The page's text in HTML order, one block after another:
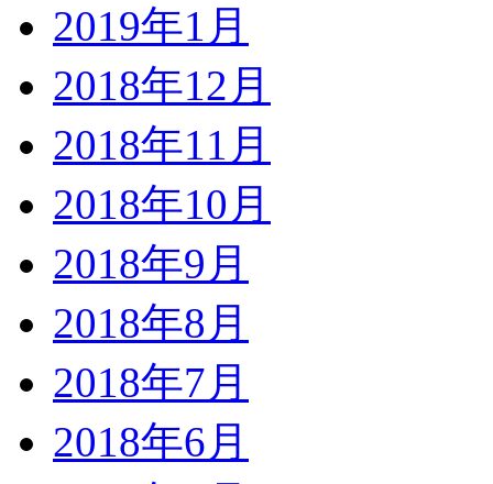
2019年1月
2018年12月
2018年11月
2018年10月
2018年9月
2018年8月
2018年7月
2018年6月